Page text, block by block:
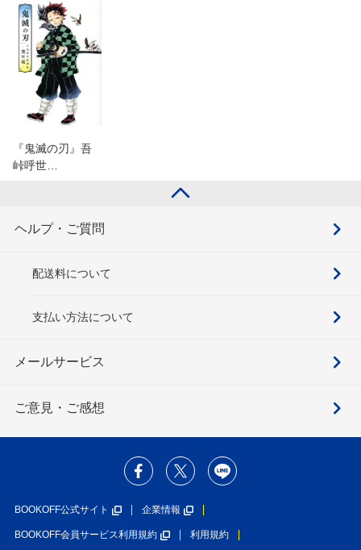
『鬼滅の刃』吾
峠呼世…
ヘルプ・ご質問
配送料について
支払い方法について
メールサービス
ご意見・ご感想
BOOKOFF公式サイト 企業情報
BOOKOFF会員サービス利用規約 利用規約